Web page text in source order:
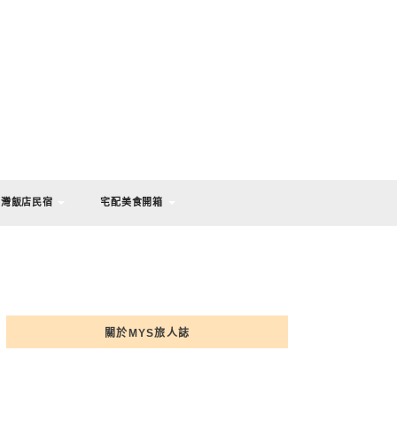
灣飯店民宿 宅配美食開箱
關於MYS旅人誌